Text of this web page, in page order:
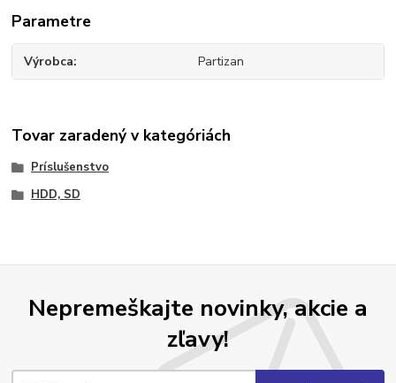
Parametre
Výrobca Partizan
Tovar zaradený v kategóriách
Príslušenstvo
HDD, SD
Nepremeškajte novinky, akcie a
zľavy!